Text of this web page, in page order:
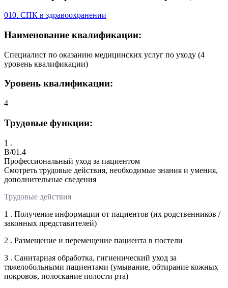
010. СПК в здравоохранении
Наименование квалификации:
Специалист по оказанию медицинских услуг по уходу (4
уровень квалификации)
Уровень квалификации:
4
Трудовые функции:
1 .
B/01.4
Профессиональный уход за пациентом
Смотреть трудовые действия, необходимые знания и умения,
дополнительные сведения
Трудовые действия
1 . Получение информации от пациентов (их родственников /
законных представителей)
2 . Размещение и перемещение пациента в постели
3 . Санитарная обработка, гигиенический уход за
тяжелобольными пациентами (умывание, обтирание кожных
покровов, полоскание полости рта)